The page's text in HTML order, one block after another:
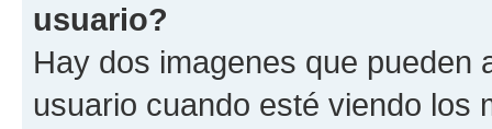
usuario?
Hay dos imagenes que pueden
usuario cuando esté viendo los